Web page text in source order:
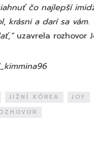
čo najlepší
krásni a darí sa vám.
uzavrela rozhovor
JIŽNÍ KÓREA
JOY